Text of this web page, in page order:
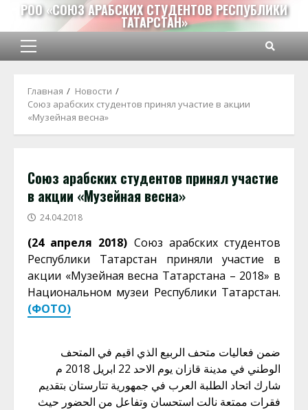
Перейти
содержимому
РОО «СОЮЗ АРАБСКИХ СТУДЕНТОВ РЕСПУБЛИКИ
ТАТАРСТАН»
Основное
Главная
Новости
Союз арабских студентов принял участие в акции
«Музейная весна»
Союз арабских студентов принял участие
в акции «Музейная весна»
24.04.2018
(24 апреля 2018) Союз арабских студентов
Республики Татарстан приняли участие в
акции «Музейная весна Татарстана – 2018» в
Национальном музеи Республики Татарстан.
(ФОТО)
ضمن فعاليات متحف الربيع الذي اقيم في المتحف
الوطني في مدينة قازان يوم الاحد 22 ابريل 2018 م
شارك اتحاد الطلبة العرب في جمهورية تتارستان بتقديم
فقرات ممتعة نالت استحسان وتفاعل من الحضور حيث